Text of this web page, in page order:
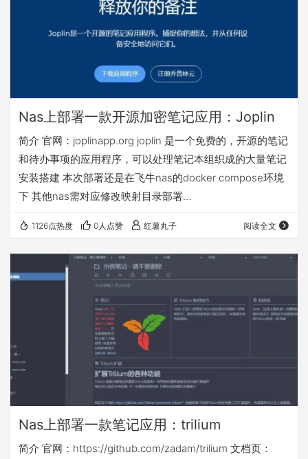
Nas上部署一款开源加密笔记应用：Joplin
简介 官网：joplinapp.org joplin 是一个免费的，开源的笔记
和待办事项的应用程序，可以处理笔记本组织成的大量笔记
安装搭建 本次部署还是在飞牛nas的docker compose环境
下 其他nas需对应修改映射目录部署
的nasip 登录nasip:22300， 默认email：
admin@localhost，默认密码：admin 移动端和PC端下载地
址： 浏览器使用的web c…
1126点热度 0人点赞 红薯丸子 阅读全文
Nas上部署一款笔记应用：trilium
简介 官网：https://github.com/zadam/trilium 文档页：